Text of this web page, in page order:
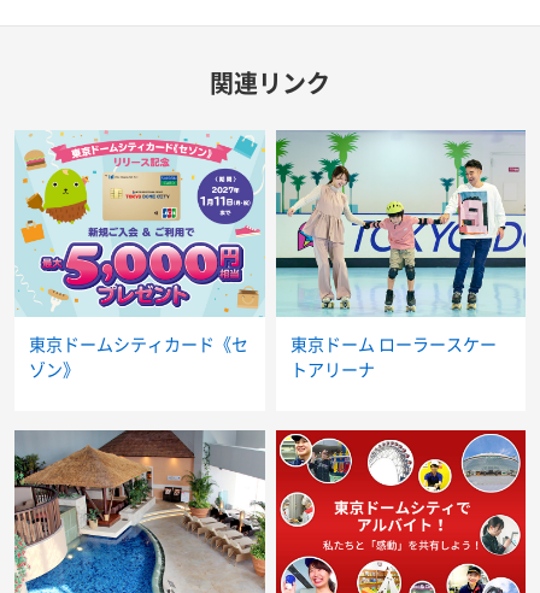
関連リンク
東京ドームシティカード《セ
ゾン》
東京ドーム ローラースケー
トアリーナ